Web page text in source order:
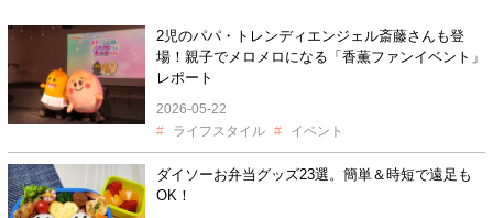
2児のパパ・トレンディエンジェル斎藤さんも登
場！親子でメロメロになる「香薫ファンイベント」
レポート
2026-05-22
ライフスタイル
イベント
ダイソーお弁当グッズ23選。簡単＆時短で遠足も
OK！